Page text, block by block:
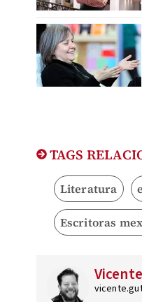
TAGS
Literatura
Escritoras